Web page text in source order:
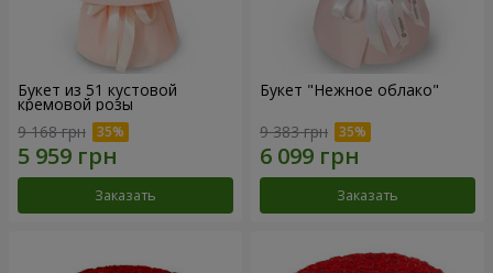
Букет из 51 кустовой
кремовой розы
9 168 грн
Заказать
Букет "Нежное облако"
9 383 грн
Заказать